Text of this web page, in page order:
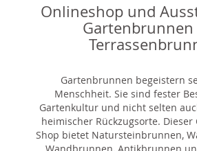
Onlineshop und
Gartenbrunnen begeistern
Menschheit. Sie sind fester
Gartenkultur und nicht selten
heimischer Rückzugsorte.
Shop bietet Natursteinbrunnen,